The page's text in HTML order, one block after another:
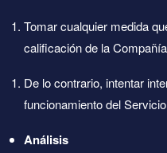
Tomar cualquier medida
calificación de la
De lo contrario, intentar
funcionamiento del
Análisis